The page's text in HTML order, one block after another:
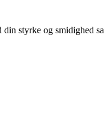
styrke og smidighed